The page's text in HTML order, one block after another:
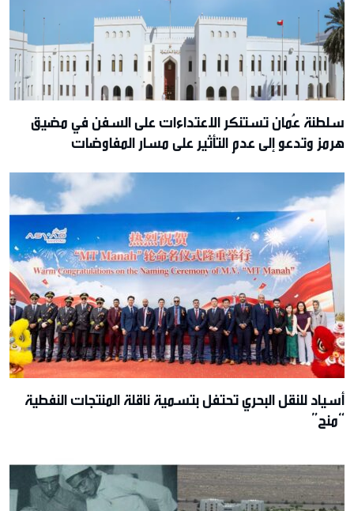
سلطنة عُمان تستنكر الاعتداءات على السفن في مضيق
هرمز وتدعو إلى عدم التأثير على مسار المفاوضات
أسياد للنقل البحري تحتفل بتسمية ناقلة المنتجات النفطية
“منح”